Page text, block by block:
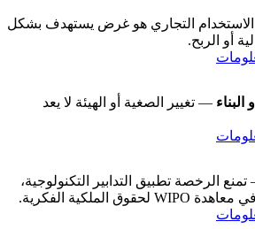
التجاري هو غرض يستهدف بشكل
أو الربح.
البناء — تغيير الصغية أو الهيئة لا يعد
الرخصة تطبيق التدابير التكنولوجية،